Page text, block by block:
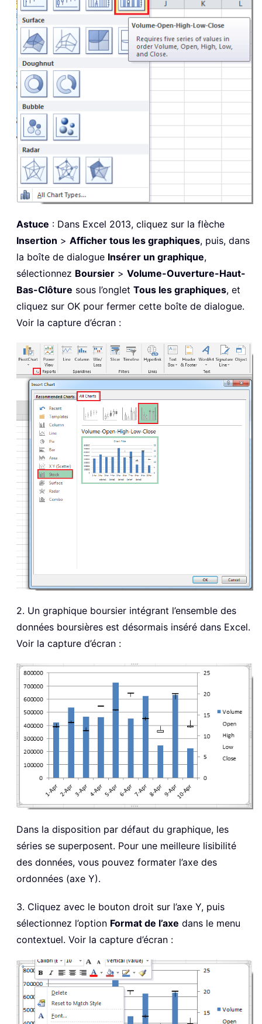
Astuce : Dans Excel 2013, cliquez sur la flèche
Insertion > Afficher tous les graphiques, puis, dans
la boîte de dialogue Insérer un graphique,
sélectionnez Boursier > Volume-Ouverture-Haut-
Bas-Clôture sous l’onglet Tous les graphiques, et
cliquez sur OK pour fermer cette boîte de dialogue.
Voir la capture d’écran :
2. Un graphique boursier intégrant l’ensemble des
données boursières est désormais inséré dans Excel.
Voir la capture d’écran :
Dans la disposition par défaut du graphique, les
séries se superposent. Pour une meilleure lisibilité
des données, vous pouvez formater l’axe des
ordonnées (axe Y).
3. Cliquez avec le bouton droit sur l’axe Y, puis
sélectionnez l’option Format de l’axe dans le menu
contextuel. Voir la capture d’écran :